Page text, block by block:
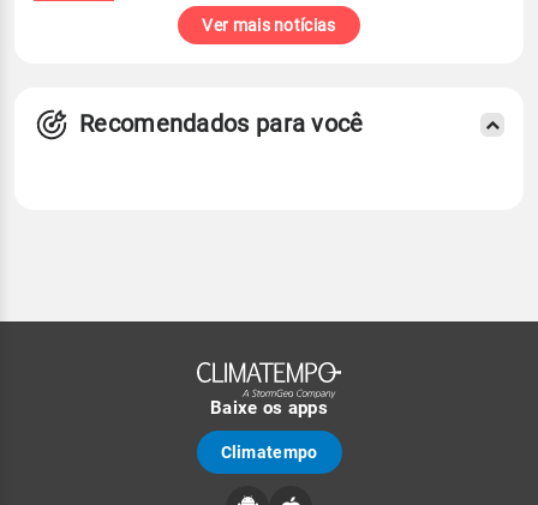
Ver mais notícias
Recomendados para você
Baixe os apps
Climatempo